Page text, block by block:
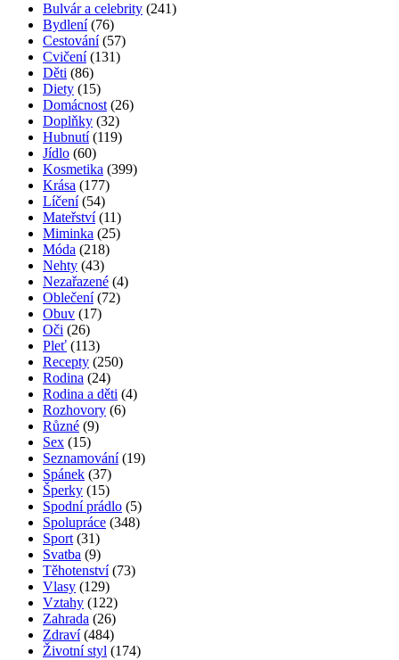
Bulvár a celebrity (241)
Bydlení(76)
Cestování(57)
Cvičení(131)
Děti (86)
Diety (15)
Domácnost (26)
Doplňky (32)
Hubnutí(119)
Jídlo (60)
Kosmetika (399)
Krása (177)
Líčení(54)
Mateřství(11)
Miminka (25)
Móda (218)
Nehty (43)
Nezařazené (4)
Oblečení(72)
Obuv (17)
Oči (26)
Pleť (113)
Recepty (250)
Rodina (24)
Rodina a děti (4)
Rozhovory (6)
Různé (9)
Sex (15)
Seznamování(19)
Spánek (37)
Šperky (15)
Spodní prádlo (5)
Spolupráce (348)
Sport (31)
Svatba (9)
Těhotenství(73)
Vlasy (129)
Vztahy (122)
Zahrada (26)
Zdraví(484)
Životní styl (174)